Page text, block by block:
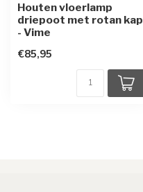
Houten vloerlamp
driepoot met rotan kap
- Vime
€85,95